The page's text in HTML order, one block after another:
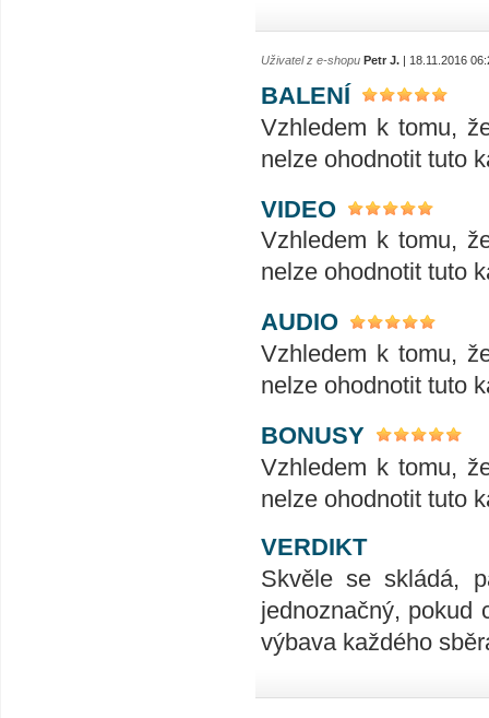
Uživatel z e-shopu Petr J. | 18.11.2016
BALENÍ
Vzhledem k tomu,
nelze ohodnotit tuto
VIDEO
Vzhledem k tomu,
nelze ohodnotit tuto
AUDIO
Vzhledem k tomu,
nelze ohodnotit tuto
BONUSY
Vzhledem k tomu,
nelze ohodnotit tuto
VERDIKT
Skvěle se skládá,
jednoznačný, pokud
výbava každého